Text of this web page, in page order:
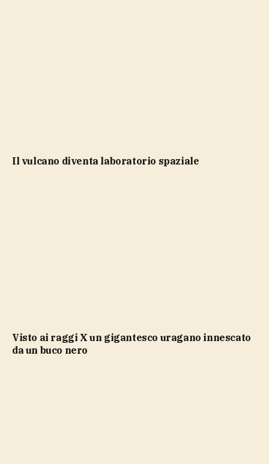
il vulcano diventa laboratorio spaziale
Visto ai raggi X un gigantesco uragano innescato
da un buco nero